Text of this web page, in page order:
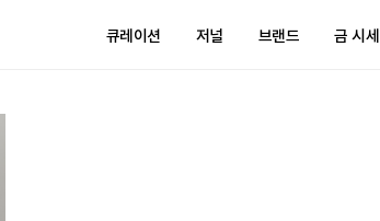
큐레이션
저널 브랜드 금 시세